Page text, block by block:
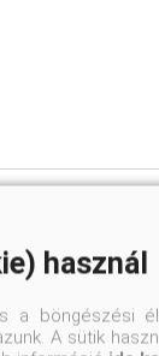
használ
a böngészési
A sütik